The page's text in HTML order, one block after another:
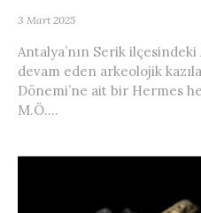
3 Mart 2025
Antalya’nın Serik
devam eden arkeolojik
Dönemi’ne ait bir Hermes
M.Ö....